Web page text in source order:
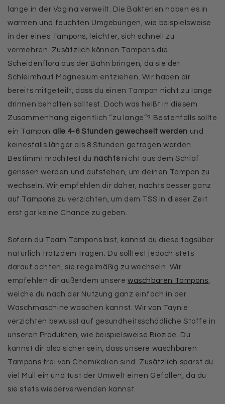
lange in der Vagina verweilt. Die Bakterien haben es in
warmen und feuchten Umgebungen, wie beispielsweise
in der eines Tampons, leichter, sich schnell zu
vermehren. Zusätzlich können Tampons die
Scheidenflora aus der Bahn bringen, da sie der
Schleimhaut Magnesium entziehen. Wir haben dir
bereits mitgeteilt, dass du einen Tampon nicht zu lange
drinnen behalten solltest. Doch was heißt in diesem
Zusammenhang eigentlich “zu lange”? Bestenfalls sollte
ein Tampon alle 4-6 Stunden gewechselt werden und
keinesfalls länger als 8 Stunden getragen werden.
Bestimmt möchtest du nachtsnicht aus dem Schlaf
gerissen werden und aufstehen, um deinen Tampon zu
wechseln. Wir empfehlen dir daher, nachts besser ganz
auf Tampons zu verzichten, um dem TSS in dieser Zeit
erst gar keine Chance zu geben.
Sofern du Team Tampons bist, kannst du diese tagsüber
natürlich trotzdem tragen. Du solltest jedoch stets
darauf achten, sie regelmäßig zu wechseln. Wir
empfehlen dir außerdem unserewaschbaren Tampons,
welche du nach der Nutzung ganz einfach in der
Waschmaschine waschen kannst. Wir von Taynie
verzichten bewusst auf gesundheitsschädliche Stoffe in
unseren Produkten, wie beispielsweise Biozide. Du
kannst dir also sicher sein, dass unsere waschbaren
Tampons frei von Chemikalien sind. Zusätzlich sparst du
viel Müll ein und tust der Umwelt einen Gefallen, da du
sie stets wiederverwenden kannst.